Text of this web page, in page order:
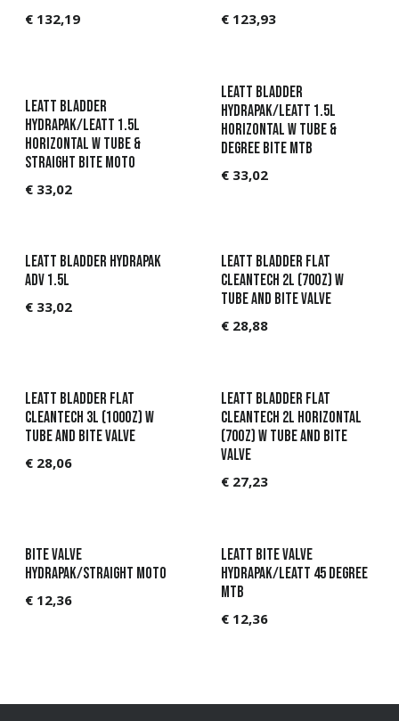
€ 132,19 € 123,93
Leatt Bladder
HydraPak/Leatt 1.5L
horizontal w tube &
straight bite Moto
€ 33,02
Leatt Bladder
HydraPak/Leatt 1.5L
horizontal w tube &
degree bite MTB
€ 33,02
Leatt Bladder HydraPak
ADV 1.5L
€ 33,02
Leatt Bladder Flat
CleanTech 2L (70oz) w
tube and bite valve
€ 28,88
Leatt Bladder Flat
CleanTech 3L (100oz) w
tube and bite valve
€ 28,06
Leatt Bladder Flat
CleanTech 2L Horizontal
(70oz) w tube and bite
valve
€ 27,23
Bite Valve
HydraPak/Straight Moto
€ 12,36
Leatt Bite Valve
HydraPak/Leatt 45 degree
MTB
€ 12,36